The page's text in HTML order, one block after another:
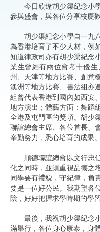
今日欣逢胡少渠紀念小學
參與盛會，與各位分享校慶
胡少渠紀念小學自一九八
為香港培育了不少人材，例
知道律政司亦有胡少渠紀念
業生曾經有兩位會考十優
州、天津等地方比賽、創意
澳洲等地方比賽、書法組亦
組曾代表香港到國內如西安
地方演出；體藝方面：舞蹈
全港及屯門區的獎項。胡少
聯誼總會主席、各位首長、
辛勤努力，悉心培育的成果。
順德聯誼總會以文行忠信
化之同時，並須重視品德之
同學要有禮貌，守紀律，負
要是一位好公民。我期望各
陰，好好把握求學時期的學習
最後，我祝胡少渠紀念小
滿舉行，各位身心康泰，身